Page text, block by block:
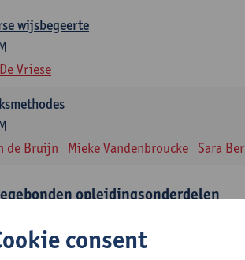
wijsbegeerte
Vriese
de Bruijn Mieke Vandenbroucke Sara
opleidingsonderdelen
consent